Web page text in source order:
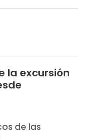
la excursión
de las